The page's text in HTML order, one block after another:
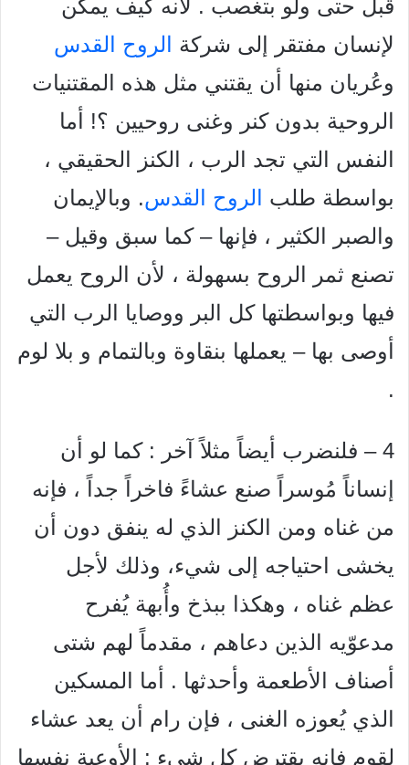
قبل حتى ولو بتغصب . لأنه كيف يمكن
لإنسان مفتقر إلى شركة
الروح القدس
وعُريان منها أن يقتني مثل هذه المقتنيات
الروحية بدون کنر وغنى روحيين ؟! أما
النفس التي تجد الرب ، الكنز الحقيقي ،
بواسطة طلب
الروح القدس. وبالإيمان
والصبر الكثير ، فإنها – كما سبق وقيل –
تصنع ثمر الروح بسهولة ، لأن الروح يعمل
فيها وبواسطتها كل البر ووصايا الرب التي
أوصى بها – يعملها بنقاوة وبالتمام و بلا لوم
.
4 – فلنضرب أيضاً مثلاً آخر : كما لو أن
إنساناً مُوسراً صنع عشاءً فاخراً جداً ، فإنه
من غناه ومن الكنز الذي له ينفق دون أن
يخشی احتیاجه إلى شيء، وذلك لأجل
عظم غناه ، وهكذا ببذخ وأُبهة يُفرح
مدعوّيه الذين دعاهم ، مقدماً لهم شتى
أصناف الأطعمة وأحدثها . أما المسكين
الذي يُعوزه الغنى ، فإن رام أن يعد عشاء
لقوم فإنه يقترض كل شيء : الأوعية نفسها